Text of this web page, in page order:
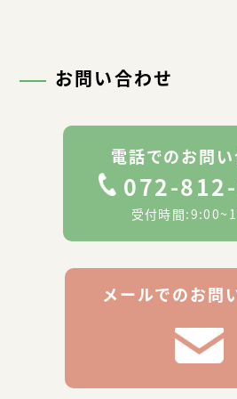
お問い合わせ
電話でのお問
072-
受付時間
メールでのお問